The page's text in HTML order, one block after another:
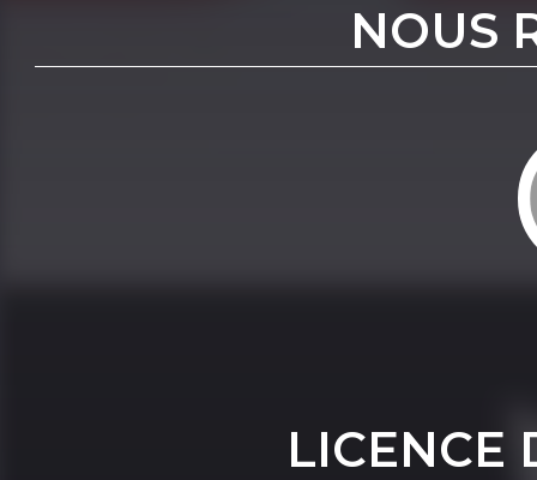
NOUS
LICENCE